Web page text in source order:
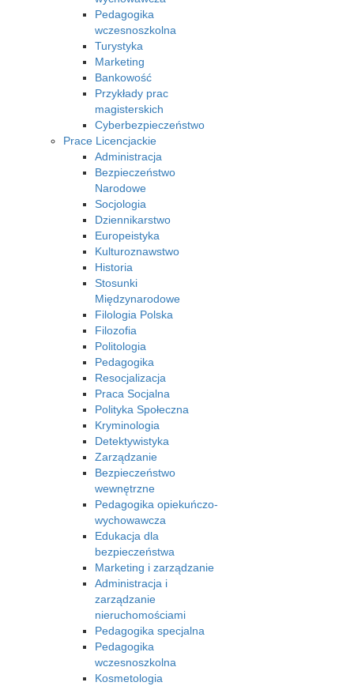
Pedagogika
wczesnoszkolna
Turystyka
Marketing
Bankowość
Przykłady prac
magisterskich
Cyberbezpieczeństwo
Prace Licencjackie
Administracja
Bezpieczeństwo
Narodowe
Socjologia
Dziennikarstwo
Europeistyka
Kulturoznawstwo
Historia
Stosunki
Międzynarodowe
Filologia Polska
Filozofia
Politologia
Pedagogika
Resocjalizacja
Praca Socjalna
Polityka Społeczna
Kryminologia
Detektywistyka
Zarządzanie
Bezpieczeństwo
wewnętrzne
Pedagogika opiekuńczo-
wychowawcza
Edukacja dla
bezpieczeństwa
Marketing i zarządzanie
Administracja i
zarządzanie
nieruchomościami
Pedagogika specjalna
Pedagogika
wczesnoszkolna
Kosmetologia